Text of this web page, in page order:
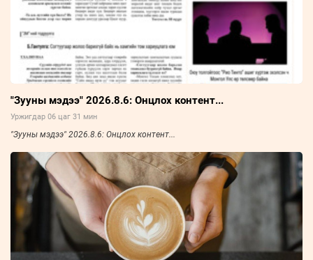
"Зууны мэдээ" 2026.8.6: Онцлох контент...
Уржигдар 06 цаг 31 мин
"Зууны мэдээ" 2026.8.6: Онцлох контент...